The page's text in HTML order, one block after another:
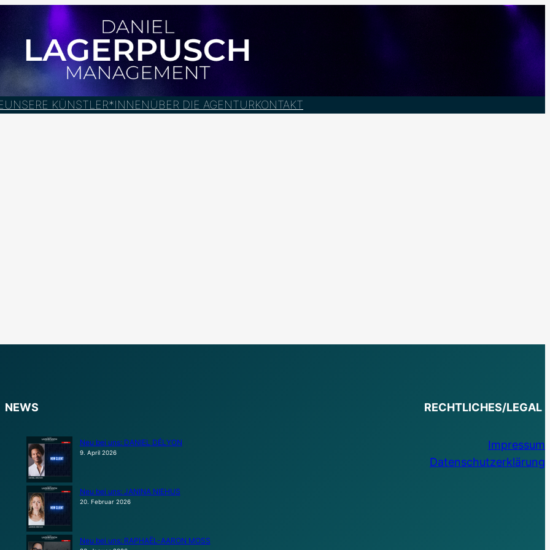
UNSERE KÜNSTLER*INNENÜBER DIE AGENTURKONTAKT
NEWS
Neu bei uns: DANIEL DÉLYON
9. April 2026
Neu bei uns: JANINA NIEHUS
20. Februar 2026
Neu bei uns: RAPHAËL-AARON MOSS
RECHTLICHES/LEGAL
Impressum
Datenschutzerklärung